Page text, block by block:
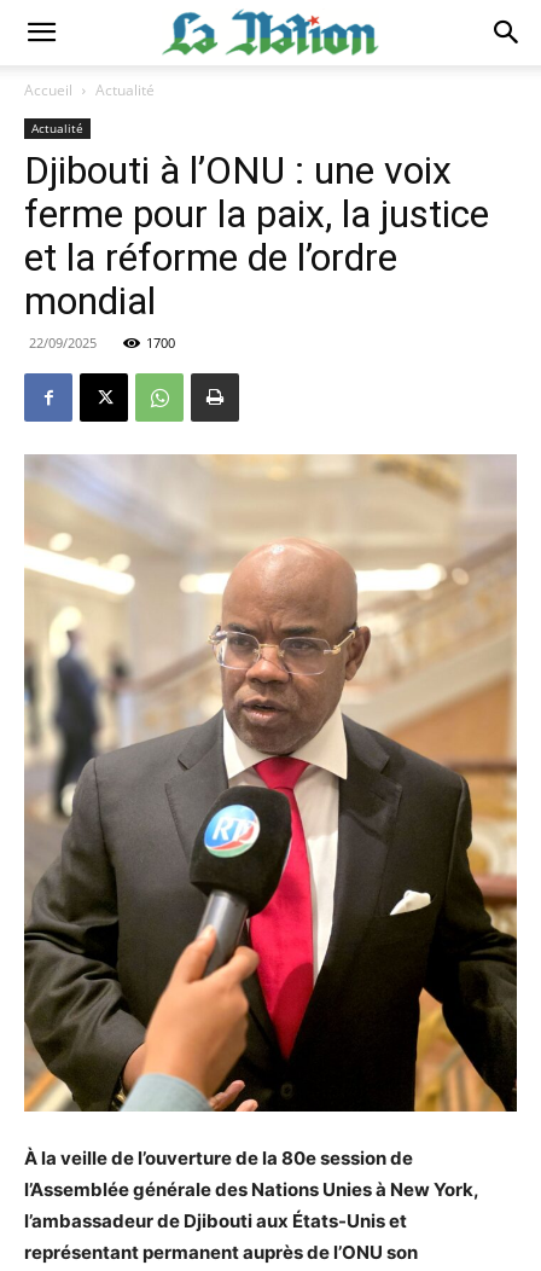
Accueil Actualité
Actualité
Djibouti à l’ONU : une voix
ferme pour la paix, la justice
et la réforme de l’ordre
mondial
22/09/2025 1700
À la veille de l’ouverture de la 80e session de
l’Assemblée générale des Nations Unies à New York,
l’ambassadeur de Djibouti aux États-Unis et
représentant permanent auprès de l’ONU son